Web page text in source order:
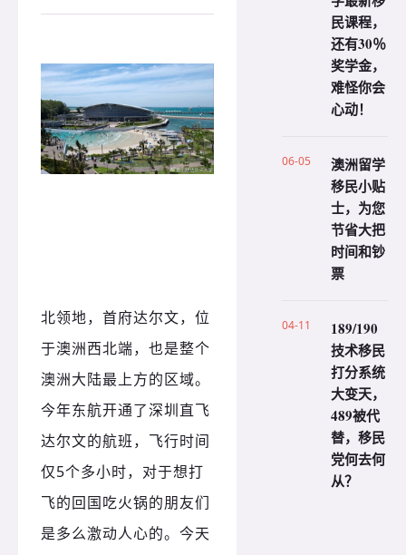
北领地，首府达尔文，位
于澳洲西北端，也是整个
澳洲大陆最上方的区域。
今年东航开通了深圳直飞
达尔文的航班，飞行时间
仅5个多小时，对于想打
飞的回国吃火锅的朋友们
是多么激动人心的。今天
民课程，
还有30％
奖学金，
难怪你会
心动！
06-05
澳洲留学
移民小贴
士，为您
节省大把
时间和钞
票
04-11
189/190
技术移民
打分系统
大变天，
489被代
替，移民
党何去何
从？